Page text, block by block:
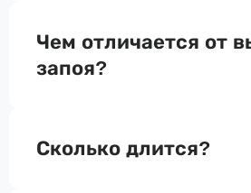
Чем отличается от
запоя?
Сколько длится?